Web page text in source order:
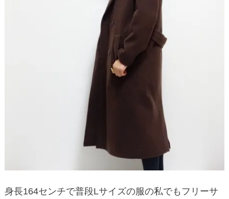
身長164センチで普段Lサイズの服の私でもフリーサ